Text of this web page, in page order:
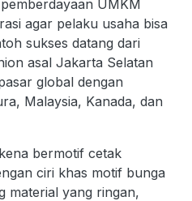
UMKM
agar pelaku usaha bisa
sukses datang dari
asal Jakarta Selatan
global dengan
Malaysia, Kanada, dan
bermotif cetak
ciri khas motif bunga
material yang ringan,